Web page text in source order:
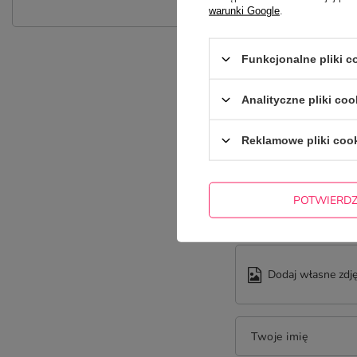
Dodaj własne
Twoje imię
warunki Google
Funkcjonalne pliki
Analityczne pliki
Reklamowe pliki